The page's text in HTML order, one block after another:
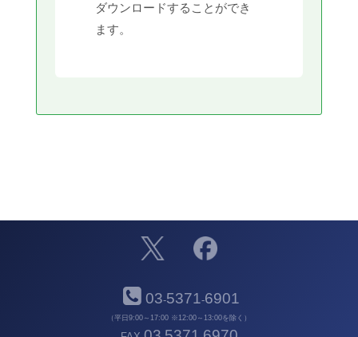
ダウンロードすることができ
ます。
03-5371-6901
（平日9:00～17:00 ※12:00～13:00を除く）